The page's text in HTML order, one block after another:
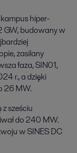
hiper-
GW, budowany w
zasilany
faza, SIN01,
r., a dzięki
26 MW.
z sześciu
do 240 MW.
w SINES DC